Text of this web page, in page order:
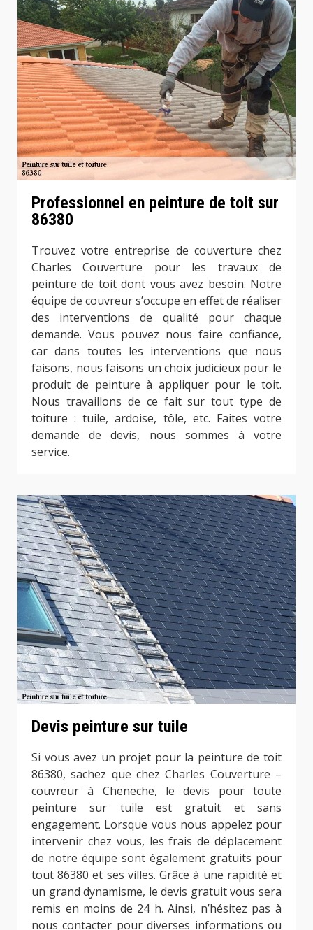
Professionnel en peinture de toit sur
86380
Trouvez votre entreprise de couverture chez
Charles Couverture pour les travaux de
peinture de toit dont vous avez besoin. Notre
équipe de couvreur s’occupe en effet de réaliser
des interventions de qualité pour chaque
demande. Vous pouvez nous faire confiance,
car dans toutes les interventions que nous
faisons, nous faisons un choix judicieux pour le
produit de peinture à appliquer pour le toit.
Nous travaillons de ce fait sur tout type de
toiture : tuile, ardoise, tôle, etc. Faites votre
demande de devis, nous sommes à votre
service.
Devis peinture sur tuile
Si vous avez un projet pour la peinture de toit
86380, sachez que chez Charles Couverture –
couvreur à Cheneche, le devis pour toute
peinture sur tuile est gratuit et sans
engagement. Lorsque vous nous appelez pour
intervenir chez vous, les frais de déplacement
de notre équipe sont également gratuits pour
tout 86380 et ses villes. Grâce à une rapidité et
un grand dynamisme, le devis gratuit vous sera
remis en moins de 24 h. Ainsi, n’hésitez pas à
nous contacter pour diverses informations ou